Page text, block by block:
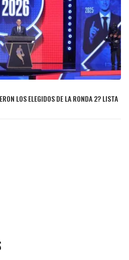
LOS ELEGIDOS DE LA RONDA 2? LISTA